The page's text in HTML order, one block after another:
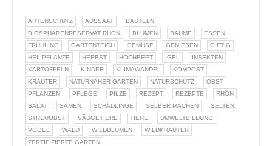
ARTENSCHUTZ AUSSAAT
BASTELN
BIOSPHÄRENRESERVAT RHÖN
BLUMEN BÄUME
ESSEN
FRÜHLING
GARTENTEICH GEMÜSE GENIESEN
GIFTIG
HEILPFLANZE
HERBST HOCHBEET IGEL
INSEKTEN
KARTOFFELN
KINDER KLIMAWANDEL
KOMPOST
KRÄUTER
NATURNAHER GARTEN NATURSCHUTZ
OBST
PFLANZEN
PFLEGE PILZE REZEPT REZEPTE
RHÖN
SALAT
SAMEN SCHÄDLINGE SELBER MACHEN
SELTEN
STREUOBST
SÄUGETIERE TIERE
UMWELTBILDUNG
VÖGEL
WALD WILDBLUMEN
WILDKRÄUTER
ZERTIFIZIERTE GÄRTEN